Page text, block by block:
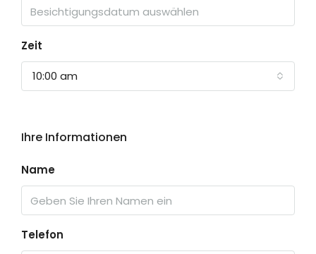
Zeit
10:00 am
Ihre Informationen
Name
Telefon